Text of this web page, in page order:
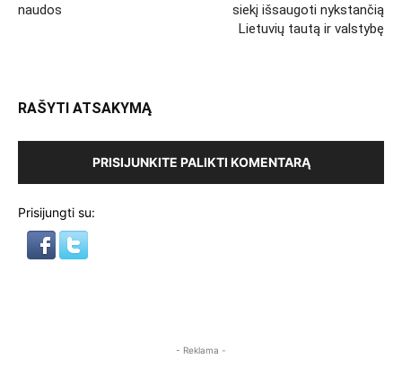
naudos
siekį išsaugoti nykstančią
Lietuvių tautą ir valstybę
RAŠYTI ATSAKYMĄ
PRISIJUNKITE PALIKTI KOMENTARĄ
Prisijungti su:
- Reklama -